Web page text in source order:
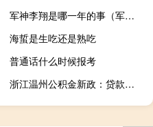
军神李翔是哪一年的事（军神李翔）
海蜇是生吃还是熟吃
普通话什么时候报考
浙江温州公积金新政：贷款额度最高调整至100万元